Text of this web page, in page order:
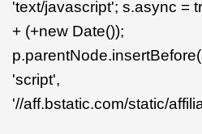
'text/javascript'; s.async =
+ (+new Date());
'script',
'//aff.bstatic.com/static/